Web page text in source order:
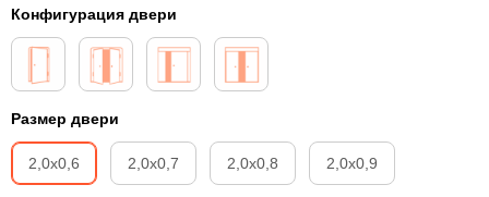
Конфигурация двери
Размер двери
2,0х0,6 2,0х0,7 2,0х0,8 2,0х0,9